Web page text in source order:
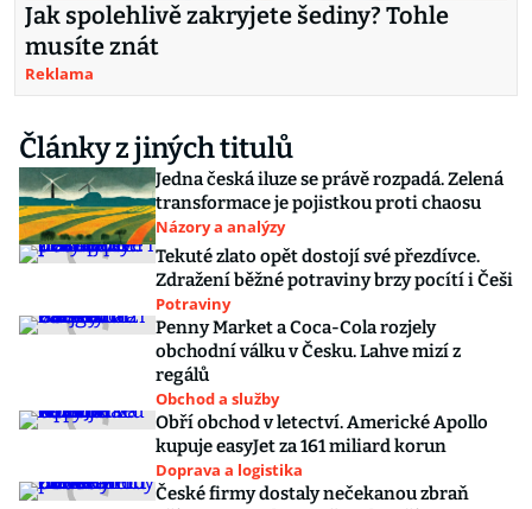
Jak spolehlivě zakryjete šediny? Tohle
musíte znát
Reklama
Články z jiných titulů
Jedna česká iluze se právě rozpadá. Zelená
transformace je pojistkou proti chaosu
Názory a analýzy
Tekuté zlato opět dostojí své přezdívce.
Zdražení běžné potraviny brzy pocítí i Češi
Potraviny
Penny Market a Coca-Cola rozjely
obchodní válku v Česku. Lahve mizí z
regálů
Obchod a služby
Obří obchod v letectví. Americké Apollo
kupuje easyJet za 161 miliard korun
Doprava a logistika
České firmy dostaly nečekanou zbraň